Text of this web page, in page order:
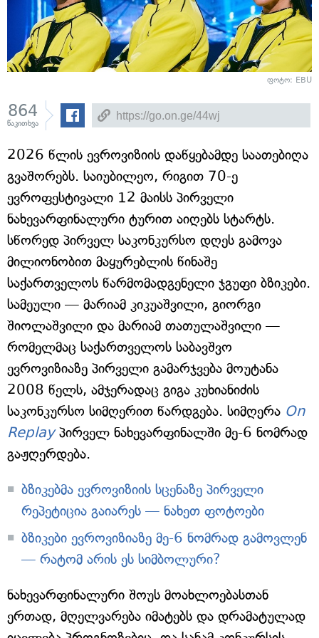
ფოტო: EBU
864
წაკითხვა
2026 წლის ევროვიზიის დაწყებამდე საათებიღა
გვაშორებს. საიუბილეო, რიგით 70-ე
ევროფესტივალი 12 მაისს პირველი
ნახევარფინალური ტურით აიღებს სტარტს.
სწორედ პირველ საკონკურსო დღეს გამოვა
მილიონობით მაყურებლის წინაშე
საქართველოს წარმომადგენელი ჯგუფი ბზიკები.
სამეული — მარიამ კიკუაშვილი, გიორგი
შიოლაშვილი და მარიამ თათულაშვილი —
რომელმაც საქართველოს საბავშვო
ევროვიზიაზე პირველი გამარჯვება მოუტანა
2008 წელს, ამჯერადაც გიგა კუხიანიძის
საკონკურსო სიმღერით წარდგება. სიმღერა On
Replayპირველ ნახევარფინალში მე-6 ნომრად
გაჟღერდება.
ბზიკებმა ევროვიზიის სცენაზე პირველი
რეპეტიცია გაიარეს — ნახეთ ფოტოები
ბზიკები ევროვიზიაზე მე-6 ნომრად გამოვლენ
— რატომ არის ეს სიმბოლური?
ნახევარფინალური შოუს მოახლოებასთან
ერთად, მღელვარება იმატებს და დრამატულად